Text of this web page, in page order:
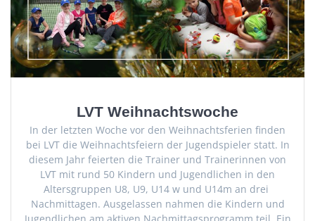
LVT Weihnachtswoche
In der letzten Woche vor den Weihnachtsferien finden
bei LVT die Weihnachtsfeiern der Jugendspieler statt. In
diesem Jahr feierten die Trainer und Trainerinnen von
LVT mit rund 50 Kindern und Jugendlichen in den
Altersgruppen U8, U9, U14 w und U14m an drei
Nachmittagen. Ausgelassen nahmen die Kindern und